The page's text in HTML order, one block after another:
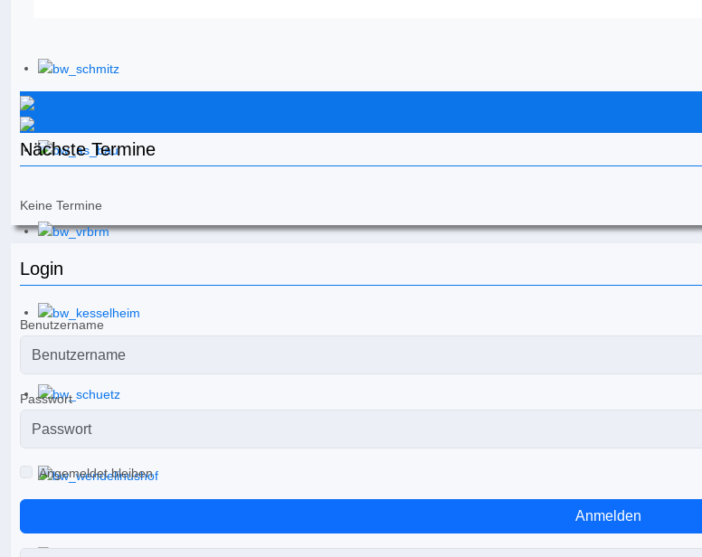
Nächste Termine
Keine Termine
Login
Benutzername
Passwort
Angemeldet bleiben
Anmelden